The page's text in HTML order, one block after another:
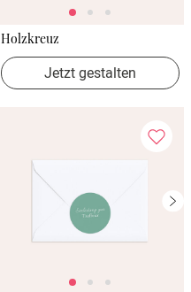
Holzkreuz
Jetzt gestalten